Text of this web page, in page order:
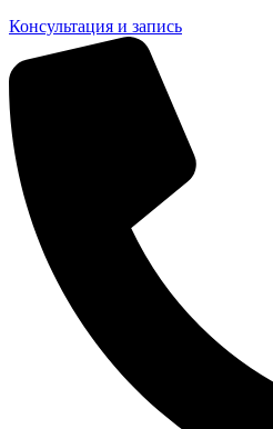
Консультация и запись